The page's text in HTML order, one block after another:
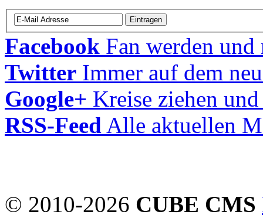
Facebook Fan werden
Twitter Immer auf dem
Google+ Kreise ziehen
RSS-Feed Alle aktuellen
© 2010-2026 CUBE CMS